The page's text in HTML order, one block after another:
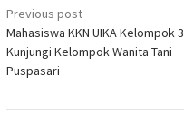
Post
navigation
Previous post
Mahasiswa KKN UIKA Kelompok
Kunjungi Kelompok Wanita Tani
Puspasari